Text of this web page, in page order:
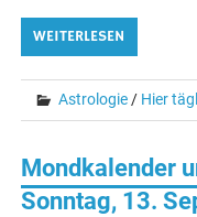
WEITERLESEN
Astrologie / Hier
Mondkalender
Sonntag, 13.